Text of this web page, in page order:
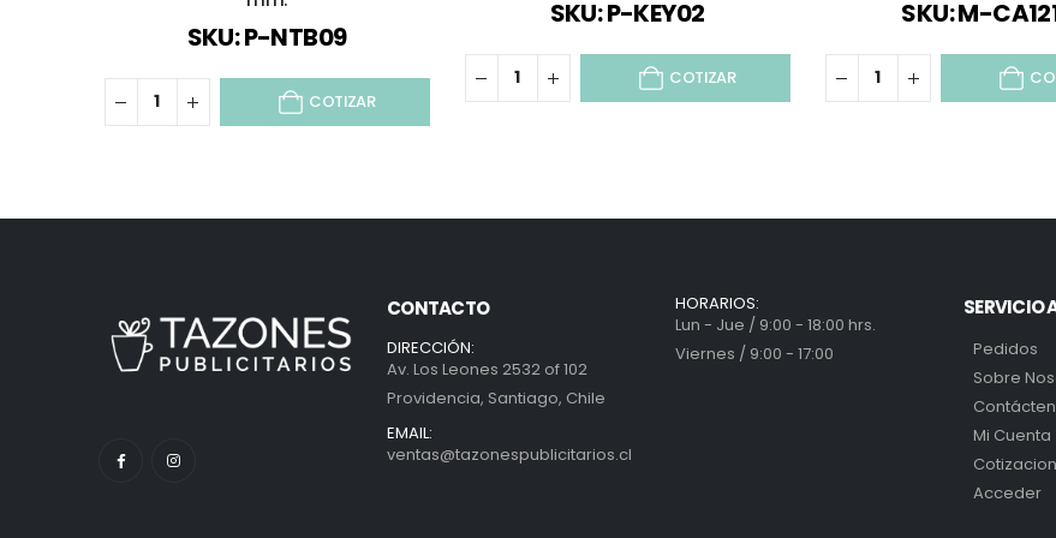
SKU: P-NTB09
COTIZAR
SKU: P-KEY02
COTIZAR
SKU: M-
CONTACTO
DIRECCIÓN:
Av. Los Leones 2532 of 102
Providencia, Santiago, Chile
EMAIL:
ventas@tazonespublicitarios.cl
HORARIOS:
Lun - Jue / 9:00 - 18:00 hrs.
Viernes / 9:00 - 17:00
SERVICIO
Pedidos
Sobre
Mi Cuenta
Acceder